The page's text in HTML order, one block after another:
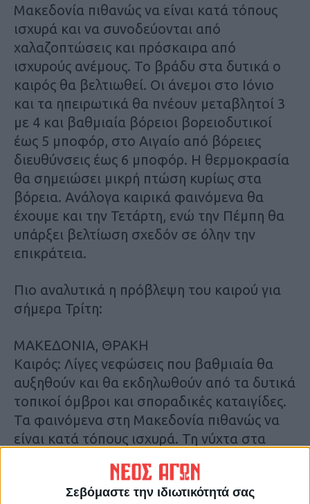
Σεβόμαστε την ιδιωτικότητά σας
Μακεδονία πιθανώς να είναι κατά τόπους
ισχυρά και να συνοδεύονται από
χαλαζοπτώσεις και πρόσκαιρα από
ισχυρούς ανέμους. Το βράδυ στα δυτικά ο
καιρός θα βελτιωθεί. Οι άνεμοι στο Ιόνιο
και τα ηπειρωτικά θα πνέουν μεταβλητοί 3
με 4 και βαθμιαία βόρειοι βορειοδυτικοί
έως 5 μποφόρ, στο Αιγαίο από βόρειες
διευθύνσεις έως 6 μποφόρ. Η θερμοκρασία
θα σημειώσει μικρή πτώση κυρίως στα
βόρεια. Ανάλογα καιρικά φαινόμενα θα
έχουμε και την Τετάρτη, ενώ την Πέμπη θα
υπάρξει βελτίωση σχεδόν σε όλην την
επικράτεια.
Πιο αναλυτικά η πρόβλεψη του καιρού για
σήμερα Τρίτη:
ΜΑΚΕΔΟΝΙΑ, ΘΡΑΚΗ
Καιρός: Λίγες νεφώσεις που βαθμιαία θα
αυξηθούν και θα εκδηλωθούν από τα δυτικά
τοπικοί όμβροι και σποραδικές καταιγίδες.
Τα φαινόμενα στη Μακεδονία πιθανώς να
είναι κατά τόπους ισχυρά. Τη νύχτα στα
Ανεμοι: Μεταβλητοί 3 με 4 μποφόρ. Το
βράδυ από βόρειες διευθύνσεις έως 5